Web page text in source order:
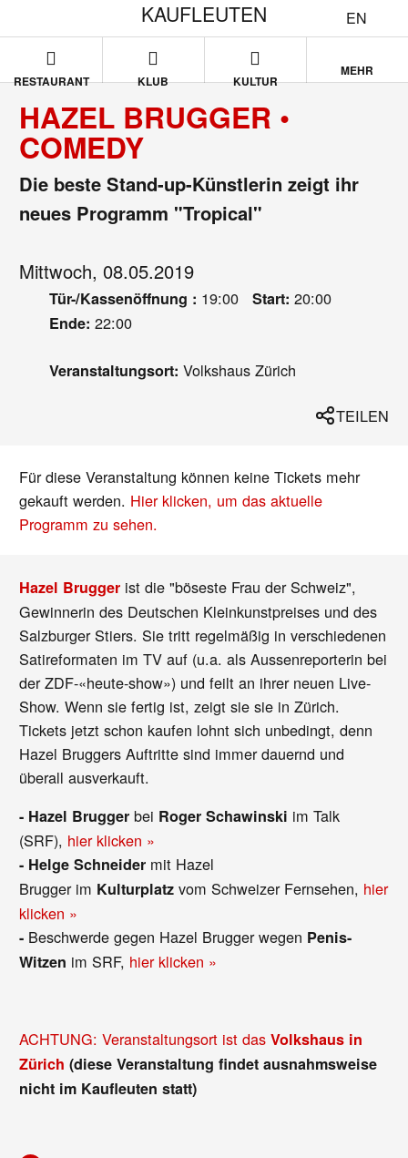
EN
KAUFLEUTEN
RESTAURANT KLUB KULTUR
MEHR
HAZEL BRUGGER •
COMEDY
Die beste Stand-up-Künstlerin zeigt ihr
neues Programm "Tropical"
Mittwoch, 08.05.2019
Tür-/Kassenöffnung : 19:00 Start: 20:00
Ende: 22:00
Veranstaltungsort: Volkshaus Zürich
TEILEN
Für diese Veranstaltung können keine Tickets mehr
gekauft werden. Hier klicken, um das aktuelle
Programm zu sehen.
Hazel Brugger ist die "böseste Frau der Schweiz",
Gewinnerin des Deutschen Kleinkunstpreises und des
Salzburger Stiers. Sie tritt regelmäßig in verschiedenen
Satireformaten im TV auf (u.a. als Aussenreporterin bei
der ZDF-«heute-show») und feilt an ihrer neuen Live-
Show. Wenn sie fertig ist, zeigt sie sie in Zürich.
Tickets jetzt schon kaufen lohnt sich unbedingt, denn
Hazel Bruggers Auftritte sind immer dauernd und
überall ausverkauft.
- Hazel Brugger bei Roger Schawinski im Talk
(SRF), hier klicken »
- Helge Schneider mit Hazel
Brugger im Kulturplatz vom Schweizer Fernsehen, hier
klicken »
- Beschwerde gegen Hazel Brugger wegen Penis-
Witzen im SRF, hier klicken »
ACHTUNG: Veranstaltungsort ist dasVolkshaus in
Zürich (diese Veranstaltung findet ausnahmsweise
nicht im Kaufleuten statt)